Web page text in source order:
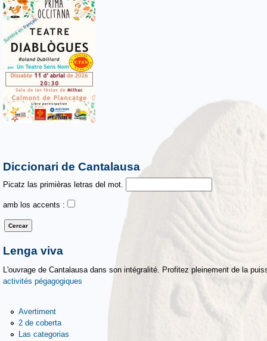
Diccionari de Cantalausa
Picatz las primièras letras del mot.
amb los accents :
Lenga viva
L'ouvrage de Cantalausa dans son intégralité. Profitez pleinement de la
activités pégagogiques
Avertiment
2 de coberta
Las categorias